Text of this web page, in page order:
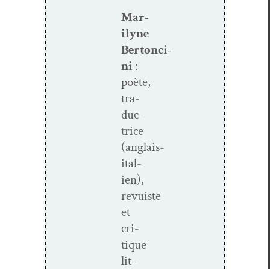
Mar­
i­lyne
Bertonci­
ni :
poète,
tra­
duc­
trice
(anglais-
ital­
ien),
revuiste
et
cri­
tique
lit­